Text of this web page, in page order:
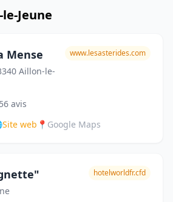
Jeune
Mense
Aillon-le-
www.lesasterides.com
56 avis
Site web 📍 Google Maps
hotelworldfr.cfd